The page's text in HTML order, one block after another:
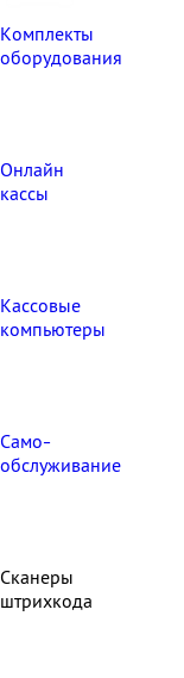
Комплекты
оборудования
Онлайн
кассы
Кассовые
компьютеры
Само-
обслуживание
Сканеры
штрихкода